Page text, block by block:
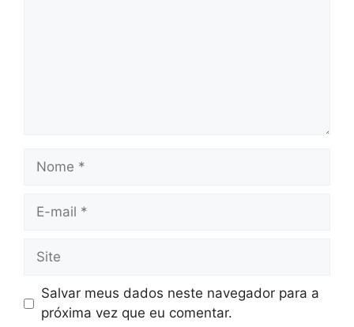
Salvar meus dados neste navegador para a
próxima vez que eu comentar.